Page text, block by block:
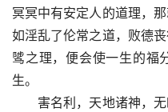
冥冥中有安定人的道理，
如淫乱了伦常之道，败德
骘之理，便会使一生的福
生。
害名利，天地诸神，无